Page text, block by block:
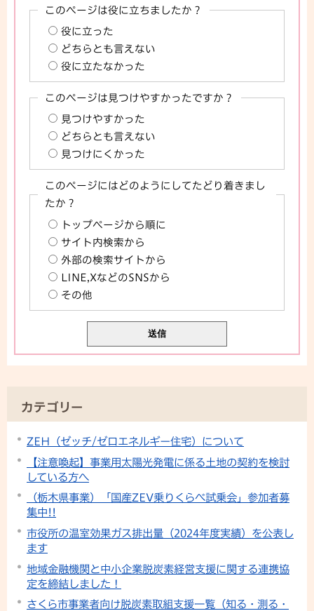
このページは役に立ちましたか？
役に立った
どちらとも言えない
役に立たなかった
このページは見つけやすかったですか？
見つけやすかった
どちらとも言えない
見つけにくかった
このページにはどのようにしてたどり着きまし
たか？
トップページから順に
サイト内検索から
外部の検索サイトから
LINE,XなどのSNSから
その他
カテゴリー
ZEH（ゼッチ/ゼロエネルギー住宅）について
【注意喚起】事業用太陽光発電に係る土地の契約を検討
している方へ
（栃木県事業）「国産ZEV乗りくらべ試乗会」参加者募
集中!!
市役所の温室効果ガス排出量（2024年度実績）を公表し
ます
地域金融機関と中小企業脱炭素経営支援に関する連携協
定を締結しました！
さくら市事業者向け脱炭素取組支援一覧（知る・測る・